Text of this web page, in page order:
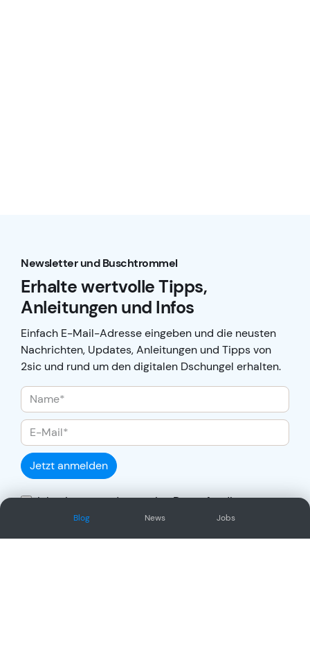
Blog News Jobs
Newsletter und Buschtrommel
Erhalte wertvolle Tipps,
Anleitungen und Infos
Einfach E-Mail-Adresse eingeben und die neusten
Nachrichten, Updates, Anleitungen und Tipps von
2sic und rund um den digitalen Dschungel erhalten.
Jetzt anmelden
Ich stimme zu, dass meine Daten für die
Auftragsabwicklung übertragen und gemäss